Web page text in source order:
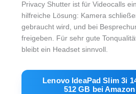
Privacy Shutter ist für Videocalls
hilfreiche Lösung: Kamera
gebraucht wird, und bei
freigeben. Für sehr gute
bleibt ein Headset sinnvoll.
Lenovo IdeaPad Slim 3i
512 GB bei